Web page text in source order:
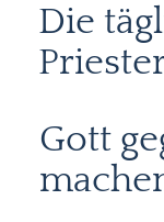
Gott
Die